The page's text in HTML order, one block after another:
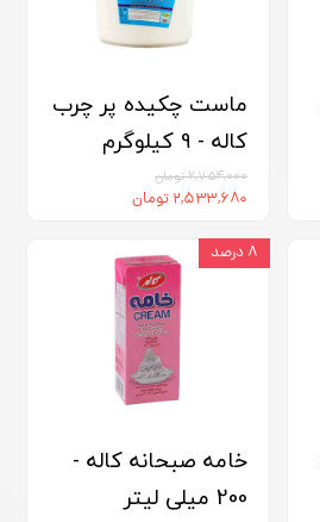
ماست چکیده پر چرب
کاله - 9 کیلوگرم
۲,۷۵۴,۰۰۰ تومان
۲,۵۳۳,۶۸۰ تومان
خامه صبحانه کاله -
200 میلی لیتر
۸ درصد